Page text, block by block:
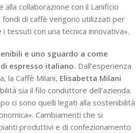
alla collaborazione con il Lanificio
di caffè vengono utilizzati per
tessuti con una tecnica innovativa».
e uno sguardo a come
espresso italiano. Dall’esperienza
la Caffè Milani, Elisabetta Milani
sia il filo conduttore dell’azienda.
ci sono quelli legati alla sostenibilità
Cambiamenti che si
produttivi e di confezionamento